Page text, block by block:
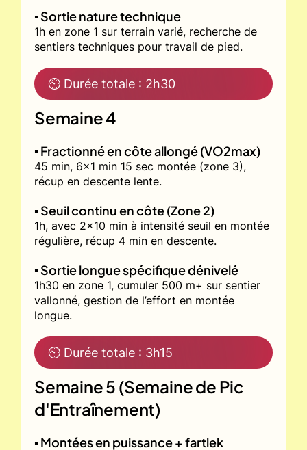
▪️ Sortie nature technique
1h en zone 1 sur terrain varié, recherche de
sentiers techniques pour travail de pied.
⏲ Durée totale : 2h30
Semaine 4
▪️ Fractionné en côte allongé (VO2max)
45 min, 6x1 min 15 sec montée (zone 3),
récup en descente lente.
▪️ Seuil continu en côte (Zone 2)
1h, avec 2x10 min à intensité seuil en montée
régulière, récup 4 min en descente.
▪️ Sortie longue spécifique dénivelé
1h30 en zone 1, cumuler 500 m+ sur sentier
vallonné, gestion de l’effort en montée
longue.
⏲ Durée totale : 3h15
Semaine 5 (Semaine de Pic
d'Entraînement)
▪️ Montées en puissance + fartlek